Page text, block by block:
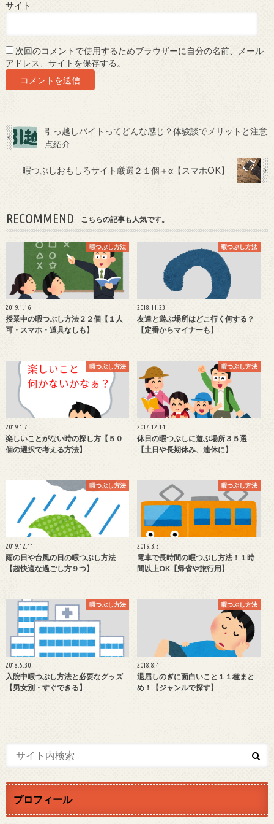
サイト
次回のコメントで使用するためブラウザーに自分の名前、メール
アドレス、サイトを保存する。
引っ越しバイトってどんな感じ？体験談でメリットと注意
点紹介
暇つぶしおもしろサイト厳選２１個＋α【スマホOK】
RECOMMEND こちらの記事も人気です。
暇つぶし方法
2019.1.16
授業中の暇つぶし方法２２個【１人
可・スマホ・道具なしも】
暇つぶし方法
2018.11.23
友達と遊ぶ場所はどこ行く何する？
【定番からマイナーも】
暇つぶし方法
2019.1.7
楽しいことがない時の探し方【５０
個の選択で考える方法】
暇つぶし方法
2017.12.14
休日の暇つぶしに遊ぶ場所３５選
【土日や長期休み、連休に】
暇つぶし方法
2019.12.11
雨の日や台風の日の暇つぶし方法
【超快適な過ごし方９つ】
暇つぶし方法
2019.3.3
電車で長時間の暇つぶし方法！１時
間以上OK【帰省や旅行用】
暇つぶし方法
2018.5.30
入院中暇つぶし方法と必要なグッズ
【男女別・すぐできる】
暇つぶし方法
2018.8.4
退屈しのぎに面白いこと１１種まと
め！【ジャンルで探す】
プロフィール